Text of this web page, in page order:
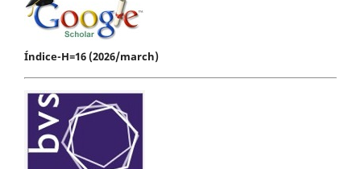
Índice-H=16 (2026/march)